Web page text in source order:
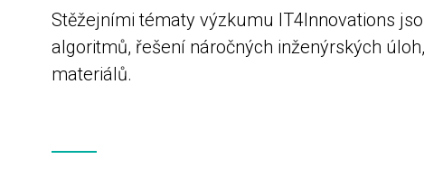
Stěžejními tématy výzkumu IT4Innovations
algoritmů, řešení náročných inženýrských
materiálů.